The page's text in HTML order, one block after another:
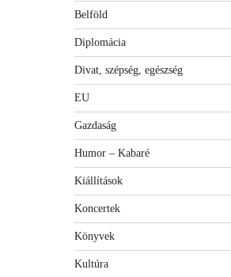
Belföld
Diplomácia
Divat, szépség, egészség
EU
Gazdaság
Humor – Kabaré
Kiállítások
Koncertek
Könyvek
Kultúra